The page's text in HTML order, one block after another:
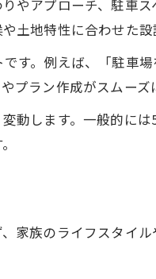
提案する最新プラン
筑西市で比較する方法
金最新情報を確認しよ
業者の見極め方
較が費用節約の鍵
適正価格を知る方法
やアプローチ、駐車
土地特性に合わせた設
す。例えば、「駐車
プラン作成がスムーズ
動します。一般的に
族のライフスタイ